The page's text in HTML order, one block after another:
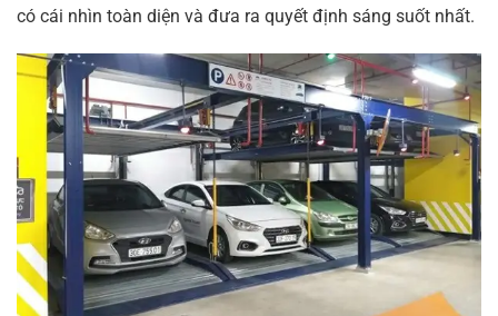
có cái nhìn toàn diện và đưa ra quyết định sáng suốt nhất.